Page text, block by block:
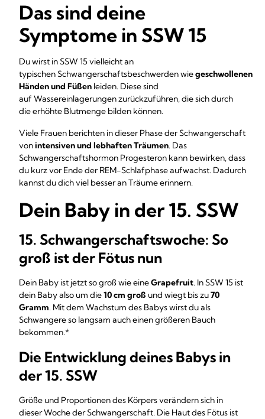
Das sind deine
Symptome in SSW 15
Du wirst in SSW 15 vielleicht an
typischen Schwangerschaftsbeschwerden wiegeschwollenen
Händen und Füßen leiden. Diese sind
auf Wassereinlagerungen zurückzuführen, die sich durch
die erhöhte Blutmenge bilden können.
Viele Frauen berichten in dieser Phase der Schwangerschaft
vonintensiven und lebhaften Träumen. Das
Schwangerschaftshormon Progesteron kann bewirken, dass
du kurz vor Ende der REM-Schlafphase aufwachst. Dadurch
kannst du dich viel besser an Träume erinnern.
Dein Baby in der 15. SSW
15. Schwangerschaftswoche: So
groß ist der Fötus nun
Dein Baby ist jetzt so groß wie eineGrapefruit. In SSW 15 ist
dein Baby also um die10 cm groß und wiegt bis zu70
Gramm. Mit dem Wachstum des Babys wirst du als
Schwangere so langsam auch einen größeren Bauch
bekommen.*
Die Entwicklung deines Babys in
der 15. SSW
Größe und Proportionen des Körpers verändern sich in
dieser Woche der Schwangerschaft. Die Haut des Fötus ist